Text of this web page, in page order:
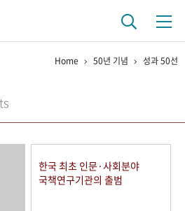
는 연구 역사
연구자들
Home 50년 기념 성과 50선
한국 최초 인문·사회분야
국책연구기관의 출범